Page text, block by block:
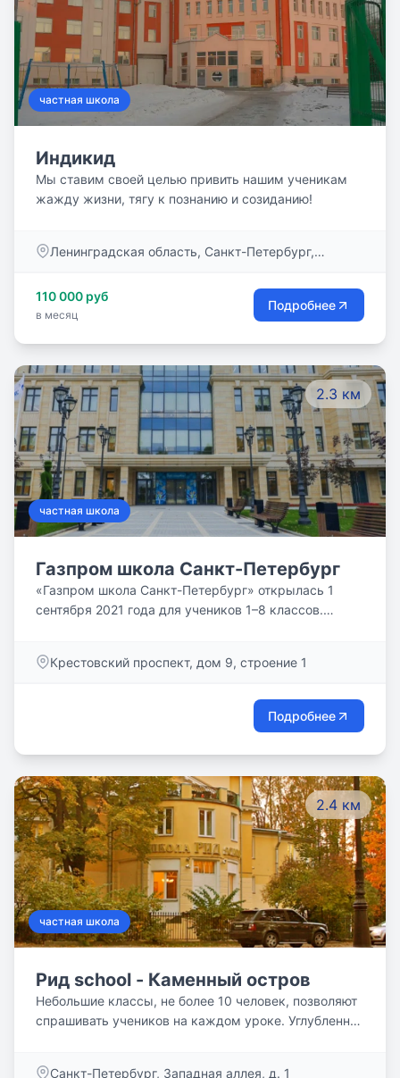
частная школа
Индикид
Мы ставим своей целью привить нашим ученикам
жажду жизни, тягу к познанию и созиданию!
Ленинградская область, Санкт-Петербург,
110 000 руб
в месяц
Подробнее
2.3 км
частная школа
Газпром школа Санкт-Петербург
«Газпром школа Санкт-Петербург» открылась 1
сентября 2021 года для учеников 1–8 классов.
Каждый день состоит из двух модулей:
и занятия по индивидуальной траектории после
обеда. В Центре дополнительного образования
развивают междисциплинарные навыки, учат
применять на практике знания.
Крестовский проспект, дом 9, строение 1
Подробнее
2.4 км
частная школа
Рид school - Каменный остров
Небольшие классы, не более 10 человек, позволяют
спрашивать учеников на каждом уроке. Углубленно
Санкт-Петербург, Западная аллея, д. 1